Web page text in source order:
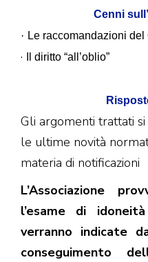
Cenni
· Le raccomandazioni
· Il diritto “all’oblio”
Gli argomenti trattati
le ultime novità
materia di notificazioni
L’Associazione
l’esame di
verranno indicate
conseguimento